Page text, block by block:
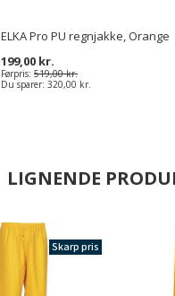
ELKA Pro PU regnjakke, Orange
199,00 kr.
Førpris: 519,00 kr.
Du sparer: 320,00 kr.
LIGNENDE
Skarp pris